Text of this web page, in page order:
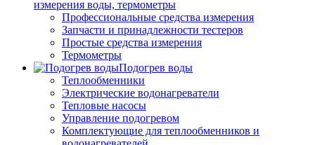
измерения воды, термометры
Профессиональные средства измерения
Запчасти и принадлежности тестеров
Простые средства измерения
Термометры
Подогрев воды
Теплообменники
Электрические водонагреватели
Тепловые насосы
Управление подогревом
Комплектующие для теплообменников и